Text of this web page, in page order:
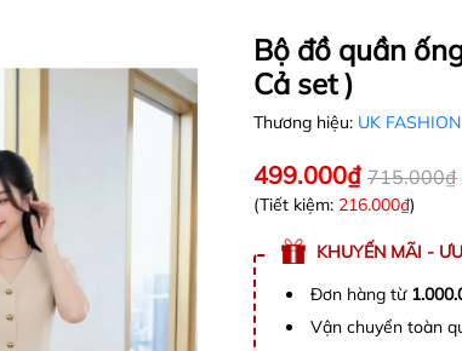
Bộ đồ quần
Cả set )
Thương hiệu: UK FASHION
499.000₫ 715.000₫
(Tiết kiệm: 216.000₫)
KHUYẾN MÃI -
Đơn hàng từ
Vận chuyển toàn